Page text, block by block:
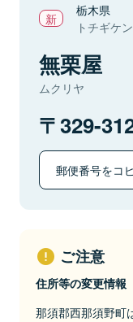
栃木県
トチギケン
無栗屋
ムクリヤ
329-
郵便番号をコ
ご注意
住所等の変更情報
那須郡西那須野町